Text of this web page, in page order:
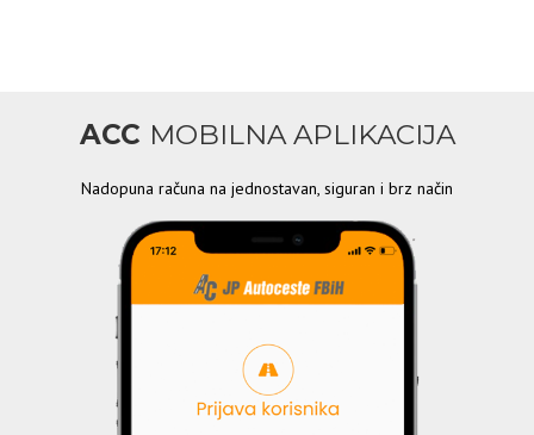
ACC MOBILNA APLIKACIJA
Nadopuna računa na jednostavan, siguran i brz način